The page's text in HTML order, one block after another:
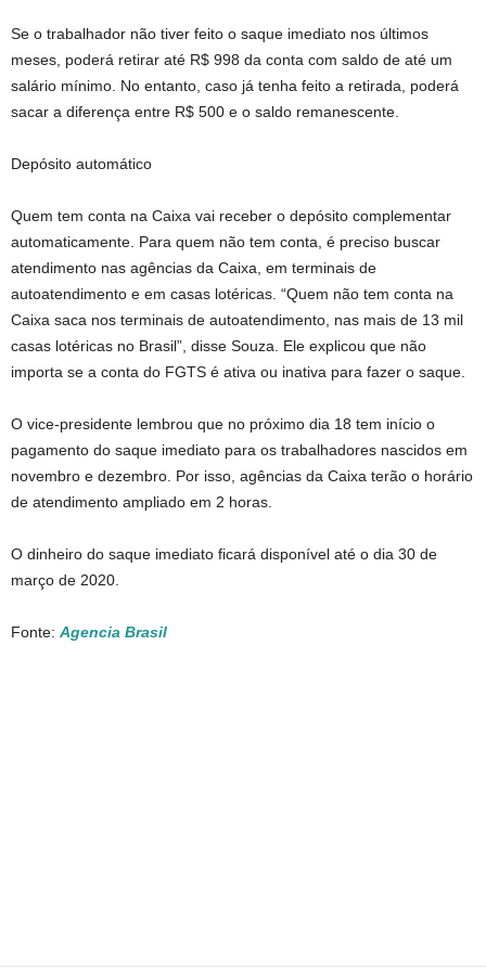
Se o trabalhador não tiver feito o saque imediato nos últimos
meses, poderá retirar até R$ 998 da conta com saldo de até um
salário mínimo. No entanto, caso já tenha feito a retirada, poderá
sacar a diferença entre R$ 500 e o saldo remanescente.
Depósito automático
Quem tem conta na Caixa vai receber o depósito complementar
automaticamente. Para quem não tem conta, é preciso buscar
atendimento nas agências da Caixa, em terminais de
autoatendimento e em casas lotéricas. “Quem não tem conta na
Caixa saca nos terminais de autoatendimento, nas mais de 13 mil
casas lotéricas no Brasil”, disse Souza. Ele explicou que não
importa se a conta do FGTS é ativa ou inativa para fazer o saque.
O vice-presidente lembrou que no próximo dia 18 tem início o
pagamento do saque imediato para os trabalhadores nascidos em
novembro e dezembro. Por isso, agências da Caixa terão o horário
de atendimento ampliado em 2 horas.
O dinheiro do saque imediato ficará disponível até o dia 30 de
março de 2020.
Fonte: Agencia Brasil